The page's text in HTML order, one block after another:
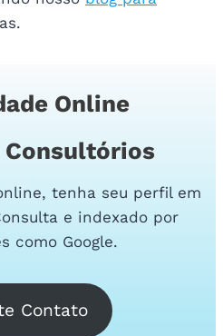
Online
Consultórios
tenha seu perfil em
e indexado por
como Google.
Contato